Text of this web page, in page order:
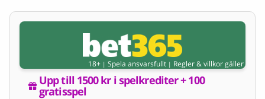
18+ | Spela ansvarsfullt | Regler & villkor gäller
Upp till 1500 kr i spelkrediter + 100
gratisspel